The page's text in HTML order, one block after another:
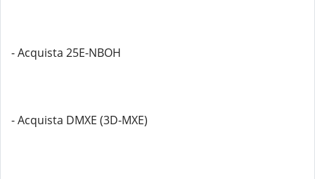
- Acquista 25E-NBOH
- Acquista DMXE (3D-MXE)